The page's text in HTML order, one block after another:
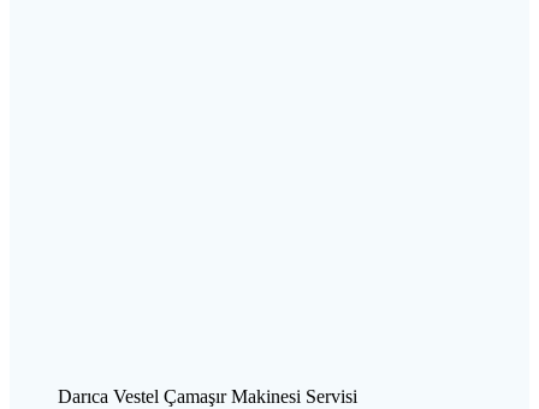
Darıca Vestel Çamaşır Makinesi Servisi